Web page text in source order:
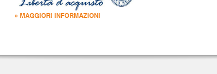
» MAGGIORI INFORMAZIONI